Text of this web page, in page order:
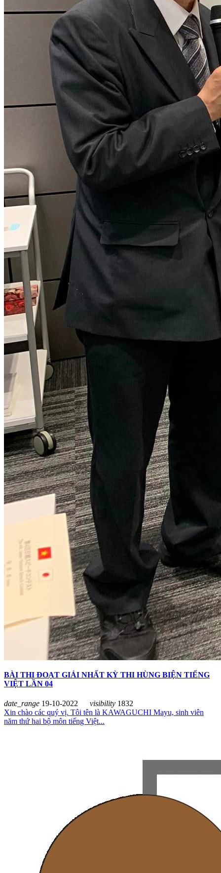
BÀI THI ĐOẠT GIẢI NHẤT KỲ THI HÙNG BIỆN TIẾNG
VIỆT LẦN 04
date_range 19-10-2022 visibility 1832
Xin chào các quý vị. Tôi tên là KAWAGUCHI Mayu, sinh viên
năm thứ hai bộ môn tiếng Việt...